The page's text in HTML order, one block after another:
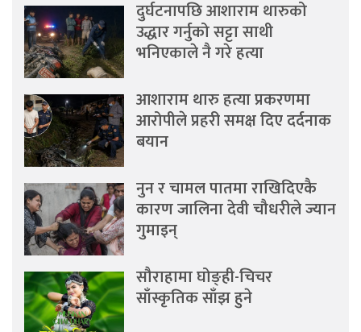
दुर्घटनापछि आशाराम थारुको
उद्धार गर्नुको सट्टा साथी
भनिएकाले नै गरे हत्या
आशाराम थारु हत्या प्रकरणमा
आरोपीले प्रहरी समक्ष दिए दर्दनाक
बयान
नुन र चामल पातमा राखिदिएकै
कारण जालिना देवी चौधरीले ज्यान
गुमाइन्
सौराहामा घोङ्ही-चिचर
साँस्कृतिक साँझ हुने